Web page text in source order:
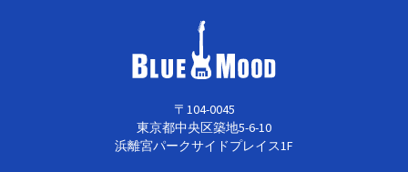
〒104-0045
東京都中央区築地5-6-10
浜離宮パークサイドプレイス1F